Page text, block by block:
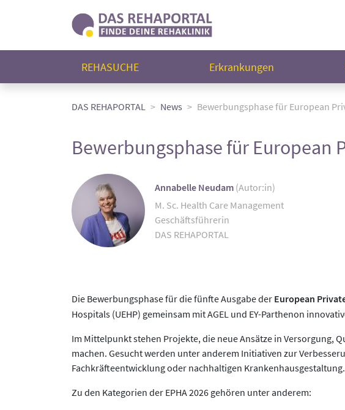
REHASUCHE Erkrankungen
DAS REHAPORTAL News Bewerbungsphase für European
Bewerbungsphase für European
Annabelle Neudam (Autor:in)
M. Sc. Health Care Management
Geschäftsführerin
DAS REHAPORTAL
Die Bewerbungsphase für die fünfte Ausgabe der European
Hospitals (UEHP) gemeinsam mit AGEL und EY-Parthenon
Im Mittelpunkt stehen Projekte, die neue Ansätze in Versorgung,
machen. Gesucht werden unter anderem Initiativen zur
Fachkräfteentwicklung oder nachhaltigen Krankenhausgestaltung.
Zu den Kategorien der EPHA 2026 gehören unter anderem: